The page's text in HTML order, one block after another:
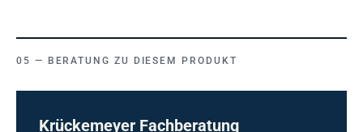
BERATUNG ZU DIESEM PRODUKT
Krückemeyer Fachberatung